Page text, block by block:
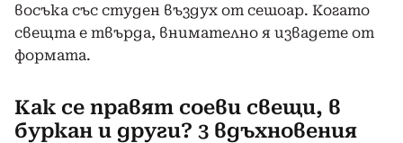
восъка със студен въздух от сешоар. Когато
свещта е твърда, внимателно я извадете от
формата.
Как се правят соеви свещи, в
буркан и други? 3 вдъхновения